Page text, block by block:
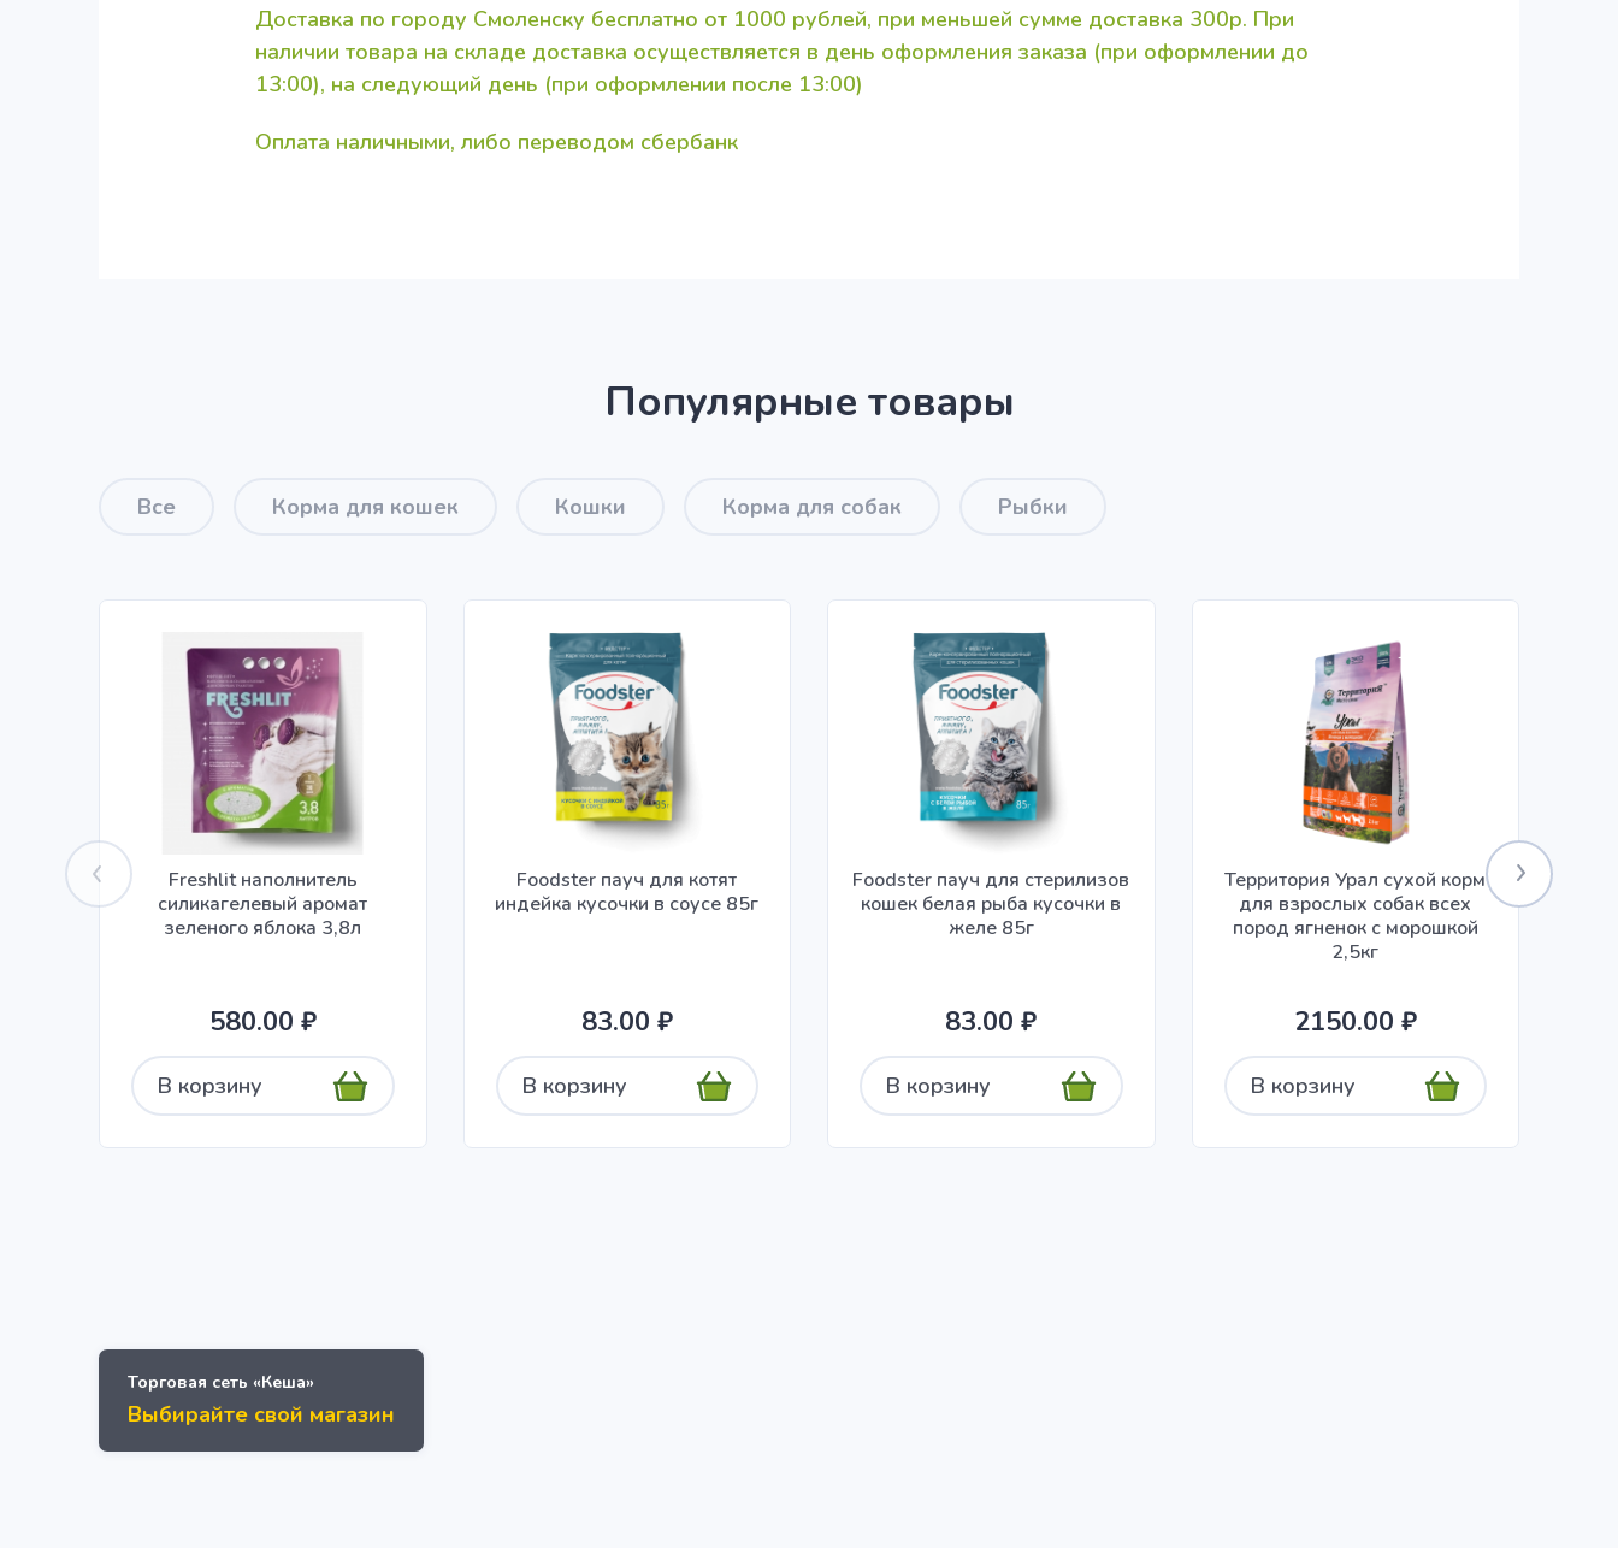
Доставка по городу Смоленску бесплатно от 1000 рублей, при меньшей сумме доставка 300р. При
наличии товара на складе доставка осуществляется в день оформления заказа (при оформлении до
13:00), на следующий день (при оформлении после 13:00)
Оплата наличными, либо переводом сбербанк
Популярные товары
Все Корма для кошек Кошки Корма для собак Рыбки
Freshlit наполнитель
силикагелевый аромат
зеленого яблока 3,8л
580.00 ₽
В корзину
Foodster пауч для котят
индейка кусочки в соусе 85г
83.00 ₽
В корзину
Foodster пауч для стерилизов
кошек белая рыба кусочки в
желе 85г
83.00 ₽
В корзину
Территория Урал сухой корм
для взрослых собак всех
пород ягненок с морошкой
2,5кг
2150.00 ₽
В корзину
Торговая сеть «Кеша»
Выбирайте свой магазин